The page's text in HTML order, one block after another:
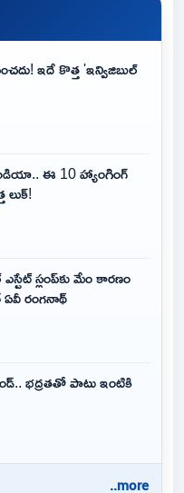
ఇదే కొత్త 'ఇన్విజిబుల్
ఐడియా.. ఈ 10 హ్యాంగింగ్
స్లంప్‌కు మేం కారణం
రంగనాథ్
భద్రతతో పాటు ఇంటికి
..more